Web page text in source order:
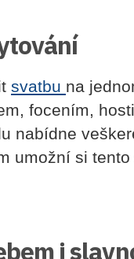
svatbu na
focením,
nabídne
umožní si
i